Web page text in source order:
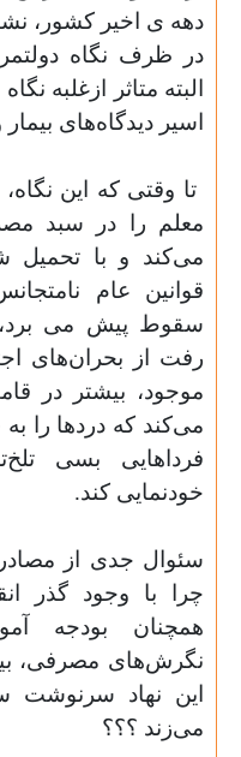
دهه ی اخیر کشور،
در ظرف نگاه
البته متاثر ازغلبه
اسیر دیدگاه‌های
تا وقتی که این
معلم را در سبد
می‌کند و با تحمیل
قوانین عام
سقوط پیش می برد،
رفت از بحران‌های
موجود، بیشتر در
می‌کند که دردها را
فرداهایی بسی
خودنمایی کند.
سئوال جدی از
چرا با وجود گذر
همچنان بودجه
نگرش‌های مصرفی،
این نهاد سرنوشت
می‌زند ؟؟؟